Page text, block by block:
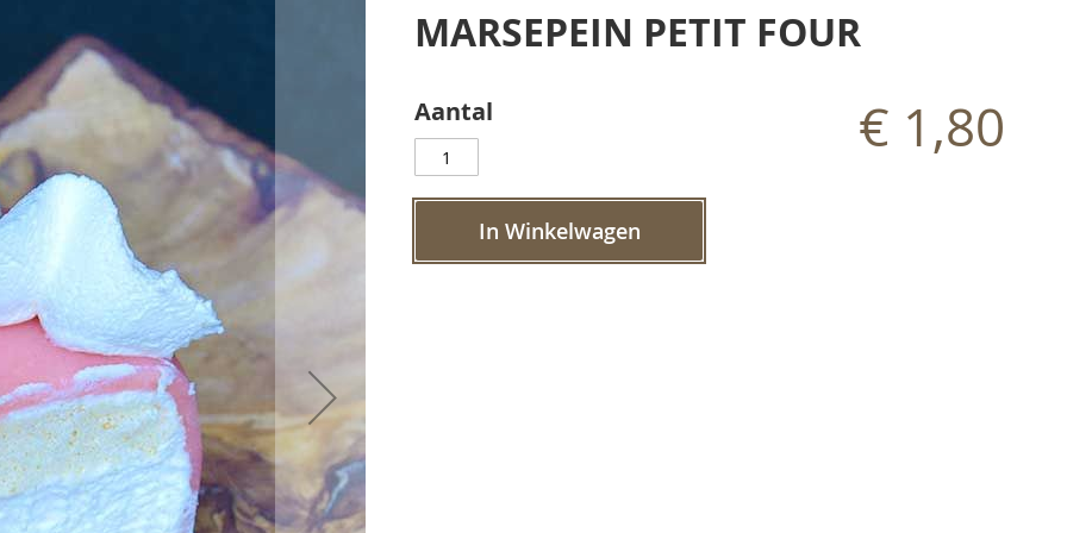
MARSEPEIN PETIT FOUR
Aantal € 1,80
In Winkelwagen